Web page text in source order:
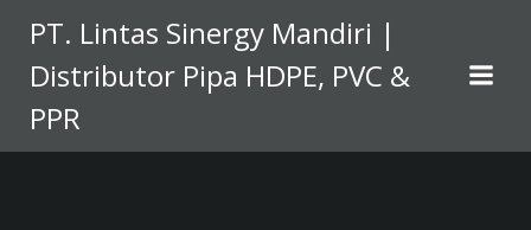
to
content
PT. Lintas Sinergy Mandiri |
Distributor Pipa HDPE, PVC &
PPR